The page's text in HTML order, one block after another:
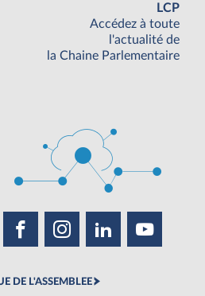
LCP
Accédez à toute
l'actualité de
la Chaine Parlementaire
DE L'ASSEMBLEE